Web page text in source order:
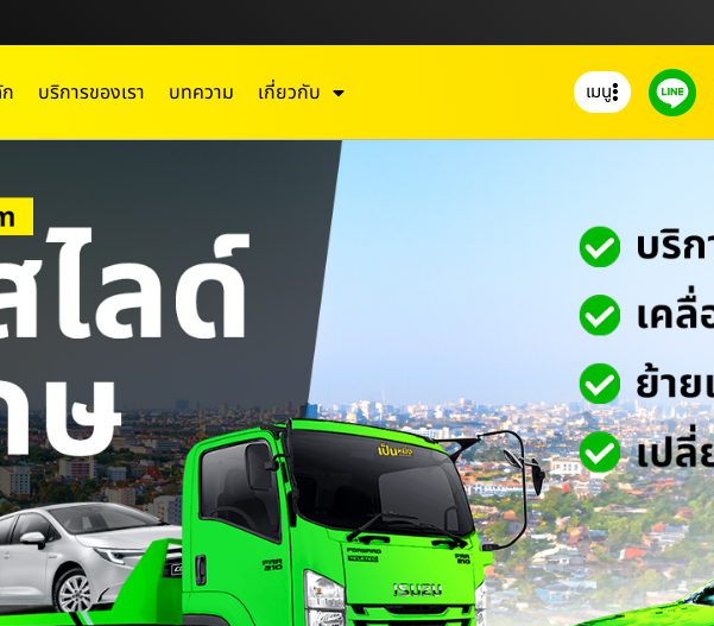
บริการของเรา บทความ เกี่ยวกับ เมนู